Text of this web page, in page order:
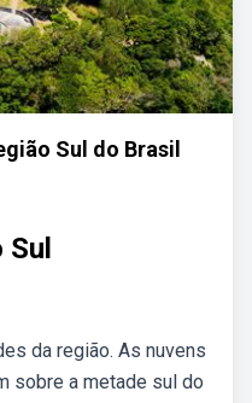
Sul do Brasil
da região. As nuvens
sobre a metade sul do